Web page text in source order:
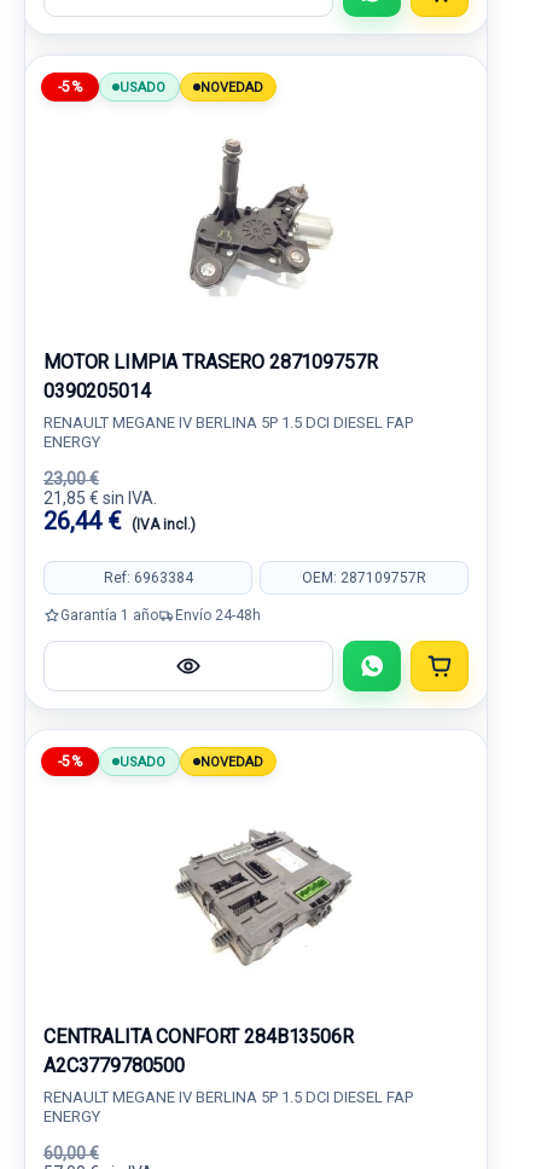
-5% USADO NOVEDAD
MOTOR LIMPIA TRASERO 287109757R
0390205014
RENAULT MEGANE IV BERLINA 5P 1.5 DCI DIESEL FAP
ENERGY
23,00 €
21,85 € sin IVA.
26,44 € (IVA incl.)
Ref: 6963384 OEM: 287109757R
Garantía 1 año Envío 24-48h
-5% USADO NOVEDAD
CENTRALITA CONFORT 284B13506R
A2C3779780500
RENAULT MEGANE IV BERLINA 5P 1.5 DCI DIESEL FAP
ENERGY
60,00 €